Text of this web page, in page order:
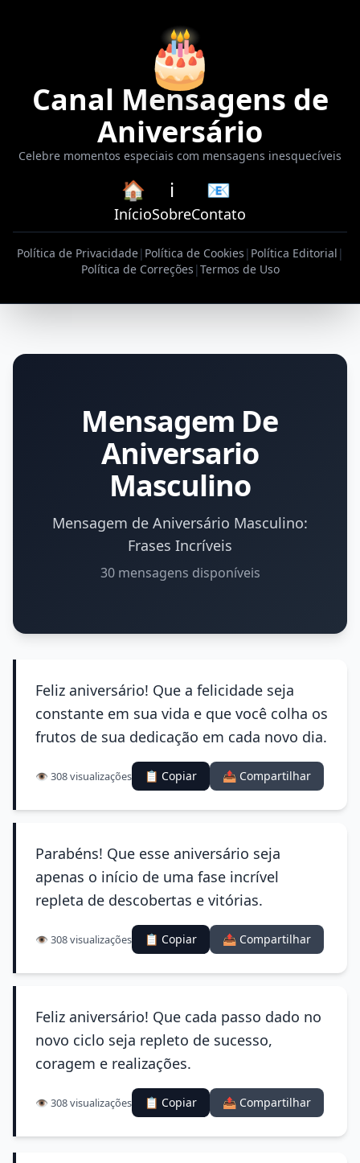
🎂
Canal Mensagens de
Aniversário
Celebre momentos especiais com mensagens inesquecíveis
🏠
Início
ℹ️
Sobre
📧
Contato
Política de Privacidade| Política de Cookies | Política Editorial |
Política de Correções |Termos de Uso
Mensagem De
Aniversario
Masculino
Mensagem de Aniversário Masculino:
Frases Incríveis
30 mensagens disponíveis
Feliz aniversário! Que a felicidade seja
constante em sua vida e que você colha os
frutos de sua dedicação em cada novo dia.
👁️ 308 visualizações 📋 Copiar 📤 Compartilhar
Parabéns! Que esse aniversário seja
apenas o início de uma fase incrível
repleta de descobertas e vitórias.
👁️ 308 visualizações 📋 Copiar 📤 Compartilhar
Feliz aniversário! Que cada passo dado no
novo ciclo seja repleto de sucesso,
coragem e realizações.
👁️ 308 visualizações 📋 Copiar 📤 Compartilhar